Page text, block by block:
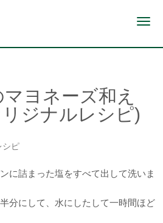
N
i
ヨネーズ和え
ジナルレシピ)
シピ
に詰まった塩をすべて出して洗いま
分にして、水にしたして一時間ほど